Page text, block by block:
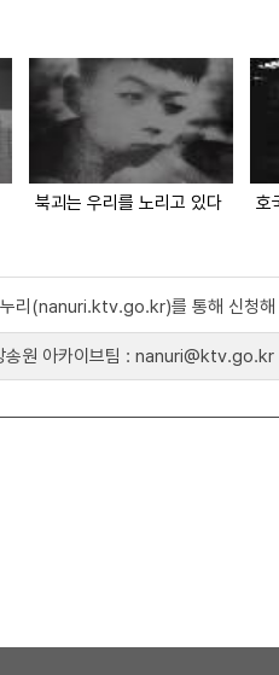
북괴는 우리를 노리고 있다 호
리(nanuri.ktv.go.kr)를 통해 신청해
송원 아카이브팀 : nanuri@ktv.go.kr